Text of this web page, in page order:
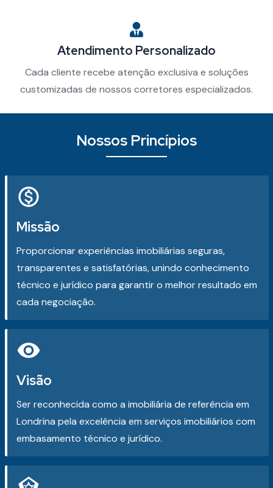
Atendimento Personalizado
Cada cliente recebe atenção exclusiva e soluções
customizadas de nossos corretores especializados.
Nossos Princípios
Missão
Proporcionar experiências imobiliárias seguras,
transparentes e satisfatórias, unindo conhecimento
técnico e jurídico para garantir o melhor resultado em
cada negociação.
Visão
Ser reconhecida como a imobiliária de referência em
Londrina pela excelência em serviços imobiliários com
embasamento técnico e jurídico.